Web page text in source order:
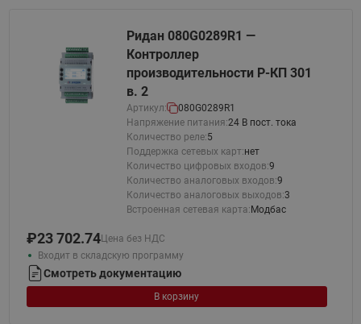
Ридан 080G0289R1 —
Контроллер
производительности Р-КП 301
в. 2
Артикул:
080G0289R1
Напряжение питания:24 В пост. тока
Количество реле:5
Поддержка сетевых карт:нет
Количество цифровых входов:9
Количество аналоговых входов:9
Количество аналоговых выходов:3
Встроенная сетевая карта:Модбас
₽23 702.74Цена без НДС
Входит в складскую программу
Смотреть документацию
В корзину